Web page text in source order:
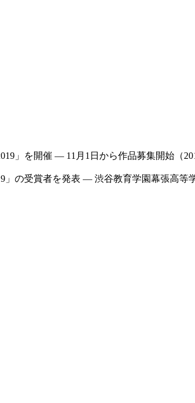
」を開催 — 11月1日から作品募集開始（
の受賞者を発表 — 渋谷教育学園幕張高等